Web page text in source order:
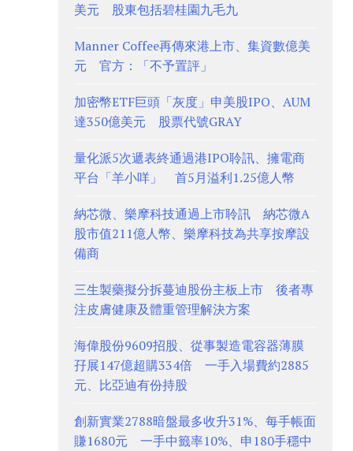
美元 股東包括碧桂園九毛九
Manner Coffee再傳來港上市、集資數億美
元 官方：「不予置評」
加密幣ETF巨頭「灰度」申美股IPO、AUM
達350億美元 股票代號GRAY
量化派5次遞表終通過港IPO聆訊、擁電商
平台「羊小咩」 首5月溢利1.25億人幣
納芯微、樂摩科技通過上市聆訊 納芯微A
股市值211億人幣、樂摩科技為共享按摩設
備商
三生製藥擬分拆蔓迪股份主板上市 後者專
注皮膚健康及體重管理解決方案
海偉股份9609招股、從事製造電容器薄膜
孖展147億超購334倍 一手入場費約2885
元、比亞迪有份持股
創新實業2788暗盤最多收升31%、每手帳面
賺1680元 一手中籤率10%、申180手穩中